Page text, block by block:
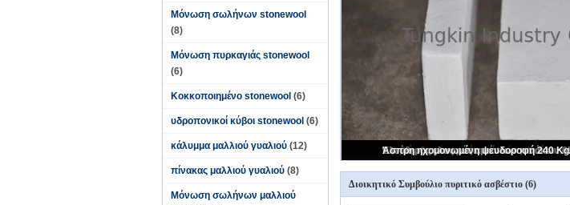
Μόνωση σωλήνων stonewool
(8)
Μόνωση πυρκαγιάς stonewool
(6)
Κοκκοποιημένο stonewool (6)
υδροπονικοί κύβοι stonewool (6)
κάλυμμα μαλλιού γυαλιού (12)
πίνακας μαλλιού γυαλιού (8)
Μόνωση σωλήνων μαλλιού
Διοικητικό Συμβούλιο πυριτικό ασβέστιο (6)